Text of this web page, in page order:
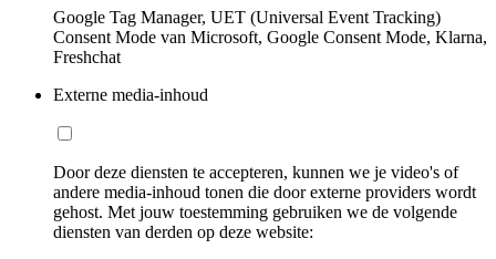
Google Tag Manager, UET (Universal Event Tracking)
Consent Mode van Microsoft, Google Consent Mode, Klarna,
Freshchat
Externe media-inhoud
Door deze diensten te accepteren, kunnen we je video's of
andere media-inhoud tonen die door externe providers wordt
gehost. Met jouw toestemming gebruiken we de volgende
diensten van derden op deze website: